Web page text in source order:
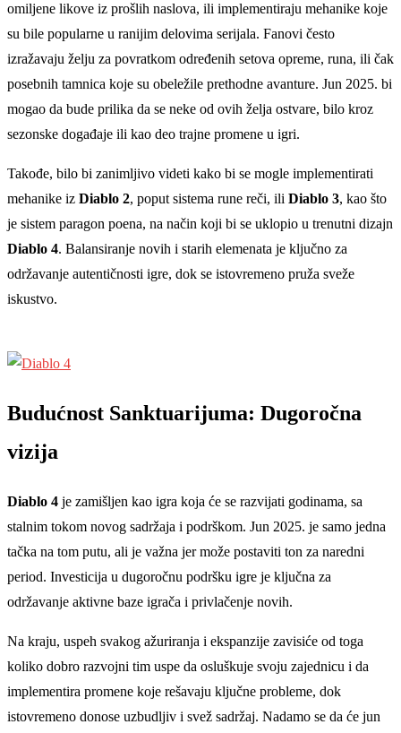
omiljene likove iz prošlih naslova, ili implementiraju mehanike koje
su bile popularne u ranijim delovima serijala. Fanovi često
izražavaju želju za povratkom određenih setova opreme, runa, ili čak
posebnih tamnica koje su obeležile prethodne avanture. Jun 2025. bi
mogao da bude prilika da se neke od ovih želja ostvare, bilo kroz
sezonske događaje ili kao deo trajne promene u igri.
Takođe, bilo bi zanimljivo videti kako bi se mogle implementirati
mehanike iz Diablo 2, poput sistema rune reči, ili Diablo 3, kao što
je sistem paragon poena, na način koji bi se uklopio u trenutni dizajn
Diablo 4. Balansiranje novih i starih elemenata je ključno za
održavanje autentičnosti igre, dok se istovremeno pruža sveže
iskustvo.
Budućnost Sanktuarijuma: Dugoročna
vizija
Diablo 4 je zamišljen kao igra koja će se razvijati godinama, sa
stalnim tokom novog sadržaja i podrškom. Jun 2025. je samo jedna
tačka na tom putu, ali je važna jer može postaviti ton za naredni
period. Investicija u dugoročnu podršku igre je ključna za
održavanje aktivne baze igrača i privlačenje novih.
Na kraju, uspeh svakog ažuriranja i ekspanzije zavisiće od toga
koliko dobro razvojni tim uspe da osluškuje svoju zajednicu i da
implementira promene koje rešavaju ključne probleme, dok
istovremeno donose uzbudljiv i svež sadržaj. Nadamo se da će jun